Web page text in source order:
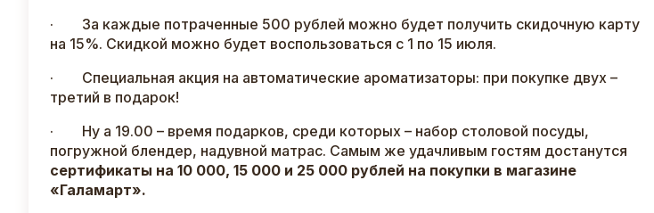
· За каждые потраченные 500 рублей можно будет получить скидочную карту
на 15%. Скидкой можно будет воспользоваться с 1 по 15 июля.
· Специальная акция на автоматические ароматизаторы: при покупке двух –
третий в подарок!
· Ну а 19.00 – время подарков, среди которых – набор столовой посуды,
погружной блендер, надувной матрас. Самым же удачливым гостям достанутся
сертификаты на 10 000, 15 000 и 25 000 рублей на покупки в магазине
«Галамарт».